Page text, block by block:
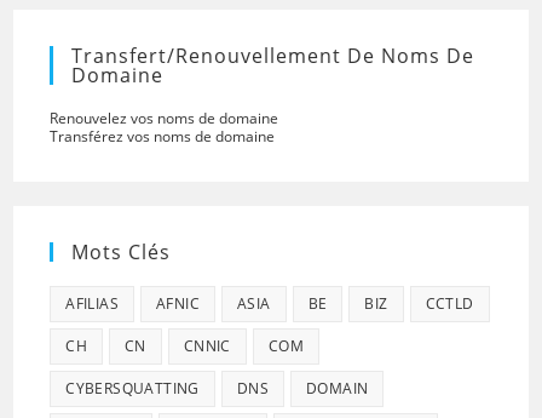
Transfert/renouvellement De Noms De
Domaine
Renouvelez vos noms de domaine
Transférez vos noms de domaine
Mots Clés
AFILIAS AFNIC ASIA BE BIZ CCTLD
CH CN CNNIC COM
CYBERSQUATTING DNS DOMAIN